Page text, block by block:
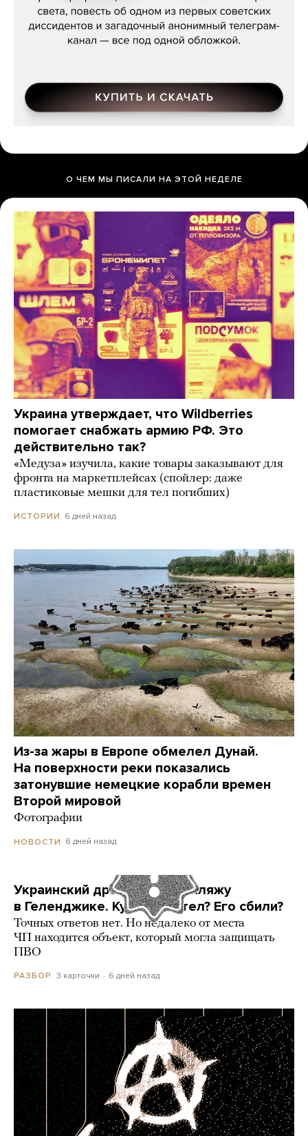
О ЧЕМ МЫ ПИСАЛИ НА ЭТОЙ НЕДЕЛЕ
Украина утверждает, что Wildberries
помогает снабжать армию РФ. Это
действительно так?
«Медуза» изучила, какие товары заказывают для
фронта на маркетплейсах (спойлер: даже
пластиковые мешки для тел погибших)
ИСТОРИИ 6 дней назад
Из-за жары в Европе обмелел Дунай.
На поверхности реки показались
затонувшие немецкие корабли времен
Второй мировой
Фотографии
НОВОСТИ 6 дней назад
Украинский дрон попал по пляжу
в Геленджике. Куда он летел? Его сбили?
Точных ответов нет. Но недалеко от места
ЧП находится объект, который могла защищать
ПВО
РАЗБОР 3 карточки 6 дней назад